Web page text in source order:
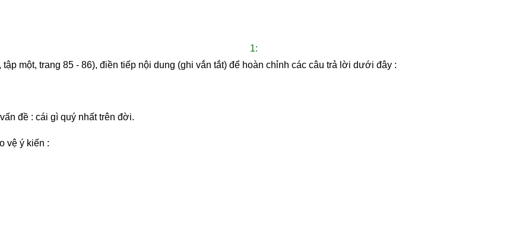
1:
một, trang 85 - 86), điền tiếp nội dung (ghi vắn tắt) để hoàn chỉnh các câu trả lời dưới đây :
đề : cái gì quý nhất trên đời.
vệ ý kiến :